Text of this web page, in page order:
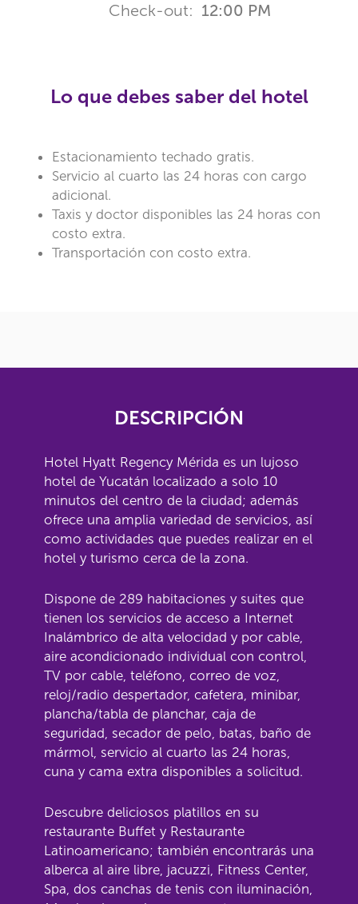
Check-out: 12:00 PM
Lo que debes saber del hotel
Estacionamiento techado gratis.
Servicio al cuarto las 24 horas con cargo
adicional.
Taxis y doctor disponibles las 24 horas con
costo extra.
Transportación con costo extra.
DESCRIPCIÓN
Hotel Hyatt Regency Mérida es un lujoso
hotel de Yucatán localizado a solo 10
minutos del centro de la ciudad; además
ofrece una amplia variedad de servicios, así
como actividades que puedes realizar en el
hotel y turismo cerca de la zona.
Dispone de 289 habitaciones y suites que
tienen los servicios de acceso a Internet
Inalámbrico de alta velocidad y por cable,
aire acondicionado individual con control,
TV por cable, teléfono, correo de voz,
reloj/radio despertador, cafetera, minibar,
plancha/tabla de planchar, caja de
seguridad, secador de pelo, batas, baño de
mármol, servicio al cuarto las 24 horas,
cuna y cama extra disponibles a solicitud.
Descubre deliciosos platillos en su
restaurante Buffet y Restaurante
Latinoamericano; también encontrarás una
alberca al aire libre, jacuzzi, Fitness Center,
Spa, dos canchas de tenis con iluminación,